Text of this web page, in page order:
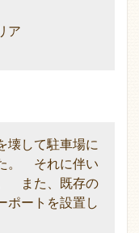
ア
壊して駐車場に
。 それに伴い
また、既存の
ポートを設置し